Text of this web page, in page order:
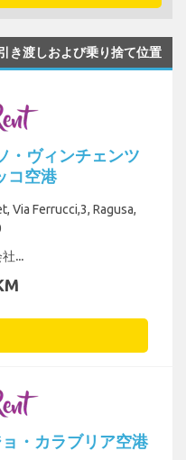
き渡しおよび乗り捨て位置
ヴィンチェンツ
コ空港
Via Ferrucci,3, Ragusa,
...
・カラブリア空港